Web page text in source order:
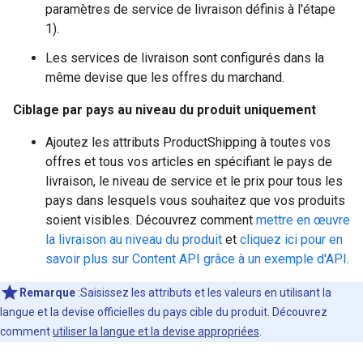
paramètres de service de livraison définis à l'étape
1).
Les services de livraison sont configurés dans la
même devise que les offres du marchand.
Ciblage par pays au niveau du produit uniquement
Ajoutez les attributs ProductShipping à toutes vos
offres et tous vos articles en spécifiant le pays de
livraison, le niveau de service et le prix pour tous les
pays dans lesquels vous souhaitez que vos produits
soient visibles. Découvrez comment mettre en œuvre
la livraison au niveau du produit et cliquez ici pour en
savoir plus sur Content API grâce à un exemple d'API.
Remarque :Saisissez les attributs et les valeurs en utilisant la
langue et la devise officielles du pays cible du produit. Découvrez
commentutiliser la langue et la devise appropriées